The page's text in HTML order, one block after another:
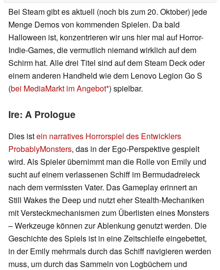
Bei Steam gibt es aktuell (noch bis zum 20. Oktober) jede
Menge Demos von kommenden Spielen. Da bald
Halloween ist, konzentrieren wir uns hier mal auf Horror-
Indie-Games, die vermutlich niemand wirklich auf dem
Schirm hat. Alle drei Titel sind auf dem Steam Deck oder
einem anderen Handheld wie dem Lenovo Legion Go S
(bei MediaMarkt im Angebot ) spielbar.
Ire: A Prologue
Dies istein narratives Horrorspiel des Entwicklers
ProbablyMonsters, das in der Ego-Perspektive gespielt
wird. Als Spieler übernimmt man die Rolle von Emily und
sucht auf einem verlassenen Schiff im Bermudadreieck
nach dem vermissten Vater. Das Gameplay erinnert an
Still Wakes the Deep und nutzt eher Stealth-Mechaniken
mit Versteckmechanismen zum Überlisten eines Monsters
– Werkzeuge können zur Ablenkung genutzt werden. Die
Geschichte des Spiels ist in eine Zeitschleife eingebettet,
in der Emily mehrmals durch das Schiff navigieren werden
muss, um durch das Sammeln von Logbüchern und